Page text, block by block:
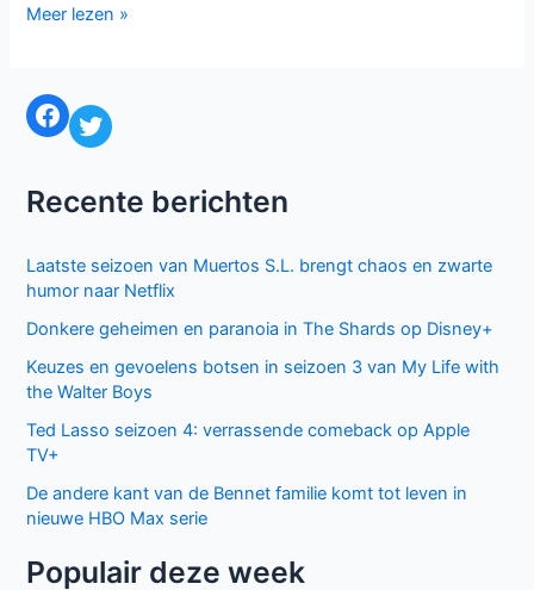
Komedieserie
None
bij
Meer lezen »
Facebook Twitter
Recente berichten
Laatste seizoen van Muertos S.L. brengt chaos en zwarte
humor naar Netflix
Donkere geheimen en paranoia in The Shards op Disney+
Keuzes en gevoelens botsen in seizoen 3 van My Life with
the Walter Boys
Ted Lasso seizoen 4: verrassende comeback op Apple
TV+
De andere kant van de Bennet familie komt tot leven in
nieuwe HBO Max serie
Populair deze week